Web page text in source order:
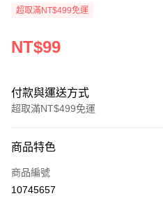
超取滿NT$499免運
NT$99
付款與運送方式
超取滿NT$499免運
信用卡一次付款
超商取貨付款
商品特色
商品編號
10745657